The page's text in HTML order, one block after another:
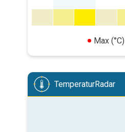
Max (°C)
TemperaturRadar